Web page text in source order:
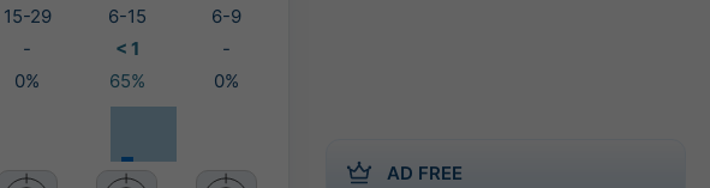
AD FREE
15-29 6-15
6-9
- < 1
-
0% 65% 0%